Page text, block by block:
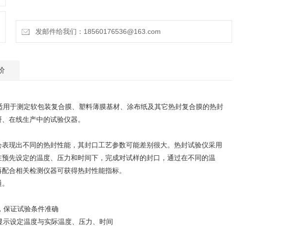
发邮件给我们：18560176536@163.com
用于测定软包装复合膜、塑料薄膜基材、涂布纸及其它热封复合膜的热封
在线生产中的试验仪器。
现出不同的热封性能，其封口工艺参数可能差别很大。热封试验仪采用
先设定的温度、压力和时间下，完成对试样的封口，通过在不同的温
合相关检测仪器可获得热封性能指标。
保证试验条件准确
设定温度与实际温度、压力、时间